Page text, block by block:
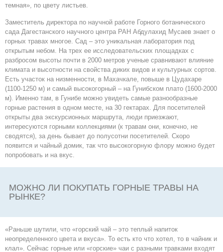
темная», по цвету листьев.
Заместитель директора по научной работе Горного ботанического
сада Дагестанского научного центра РАН Абдулахид Мусаев знает о
горных травах многое. Сад – это уникальная лаборатория под
открытым небом. На трех ее исследовательских площадках с
разбросом высоты почти в 2000 метров ученые сравнивают влияние
климата и высотности на свойства диких видов и культурных сортов.
Есть участок на низменности, в Махачкале, повыше в Цудахаре
(1100-1250 м) и самый высокогорный – на Гунибском плато (1600-2000
м). Именно там, в Гунибе можно увидеть самые разнообразные
горные растения в одном месте, на 30 гектарах. Для посетителей
открыты два экскурсионных маршрута, люди приезжают,
интересуются горными коллекциями (к травам они, конечно, не
сводятся), за день бывает до полусотни посетителей. Скоро
появится и чайный домик, так что высокогорную флору можно будет
попробовать и на вкус.
МОЖНО ЛИ ПОКУПАТЬ ГОРНЫЕ ТРАВЫ НА
РЫНКЕ?
«Раньше шутили, что «горский чай – это теплый напиток
неопределенного цвета и вкуса». То есть кто что хотел, то в чайник и
клал». Сейчас горные или «горские» чаи с разными травками входят